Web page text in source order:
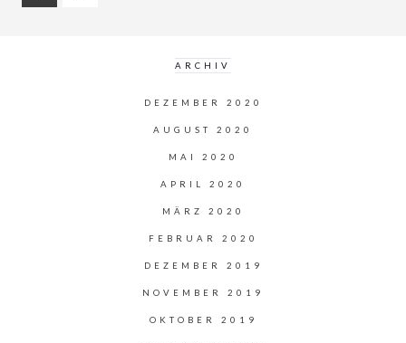
ARCHIV
DEZEMBER 2020
AUGUST 2020
MAI 2020
APRIL 2020
MÄRZ 2020
FEBRUAR 2020
DEZEMBER 2019
NOVEMBER 2019
OKTOBER 2019